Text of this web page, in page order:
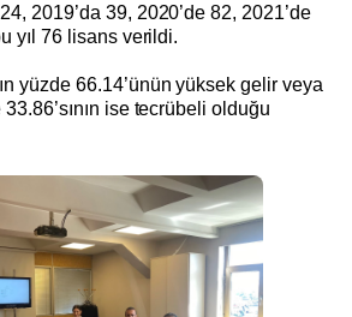
2019’da 39, 2020’de 82, 2021’de
yıl 76 lisans verildi.
yüzde 66.14’ünün yüksek gelir veya
ise tecrübeli olduğu